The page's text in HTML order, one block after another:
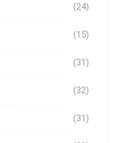
(24)
(15)
(31)
(32)
(31)